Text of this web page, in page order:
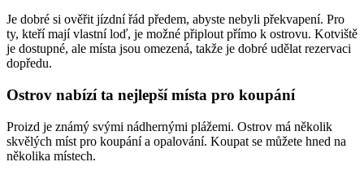
Je dobré si ověřit jízdní řád předem, abyste nebyli překvapení. Pro
ty, kteří mají vlastní loď, je možné připlout přímo k ostrovu. Kotviště
je dostupné, ale místa jsou omezená, takže je dobré udělat rezervaci
dopředu.
Ostrov nabízí ta nejlepší místa pro koupání
Proizd je známý svými nádhernými plážemi. Ostrov má několik
skvělých míst pro koupání a opalování. Koupat se můžete hned na
několika místech.